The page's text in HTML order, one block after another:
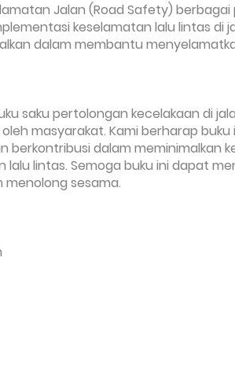
Jalan (Road Safety) berbagai
keselamatan lalu lintas di
dalam membantu
saku pertolongan kecelakaan di
masyarakat. Kami berharap buku
berkontribusi dalam meminimalkan
lintas. Semoga buku ini dapat
sesama.